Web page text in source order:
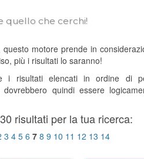
quello che cerchi!
motore prende in
più i risultati lo saranno!
i risultati elencati in ordine di
quindi essere
risultati per la tua ricerca:
3 4 5 6 7 8 9 10 11 12 13 14